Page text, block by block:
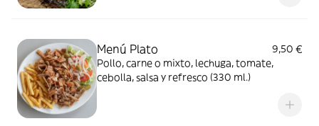
Menú Plato
9,50 €
Pollo, carne o mixto, lechuga, tomate,
cebolla, salsa y refresco (330 ml.)